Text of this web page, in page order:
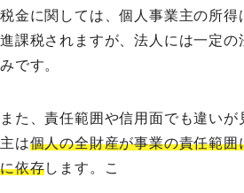
税金に関しては、個人事業主の所得
進課税されますが、法人には一定の
みです。
また、責任範囲や信用面でも違い
主は個人の全財産が事業の責任範
に依存します。こ